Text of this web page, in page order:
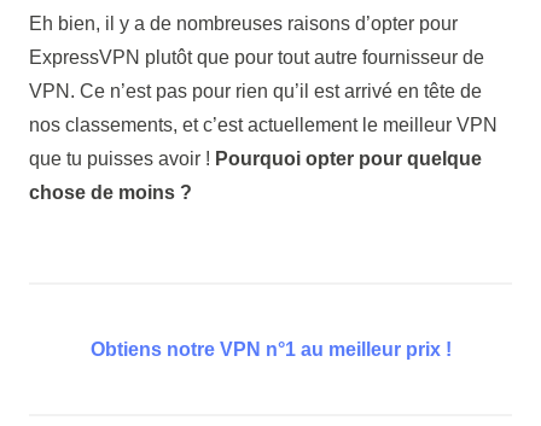
Eh bien, il y a de nombreuses raisons d’opter pour
ExpressVPN plutôt que pour tout autre fournisseur de
VPN. Ce n’est pas pour rien qu’il est arrivé en tête de
nos classements, et c’est actuellement le meilleur VPN
que tu puisses avoir ! Pourquoi opter pour quelque
chose de moins ?
Obtiens notre VPN n°1 au meilleur prix !